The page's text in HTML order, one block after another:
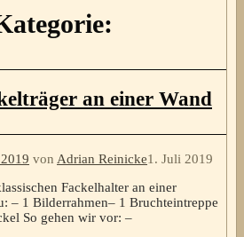
an einer Wand
von Adrian Reinicke1. Juli 2019
Fackelhalter an einer
– 1 Bilderrahmen– 1 Bruchteintreppe
So gehen wir vor: –